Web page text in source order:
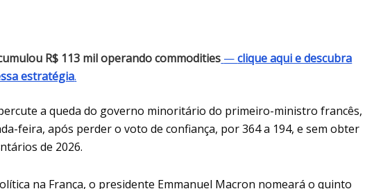
R$ 113 mil operando commodities —clique aqui e descubra
estratégia.
a queda do governo minoritário do primeiro-ministro francês,
feira, após perder o voto de confiança, por 364 a 194, e sem obter
de 2026.
na França, o presidente Emmanuel Macron nomeará o quinto